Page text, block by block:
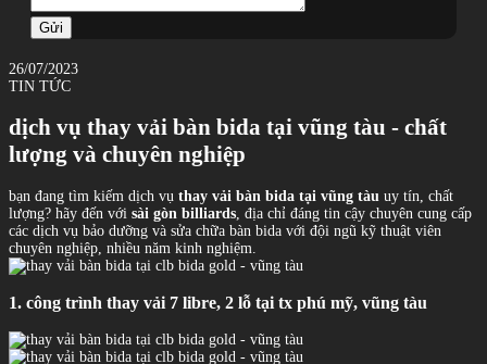
Gửi
26/07/2023
TIN TỨC
dịch vụ thay vải bàn bida tại vũng tàu - chất
lượng và chuyên nghiệp
bạn đang tìm kiếm dịch vụ thay vải bàn bida tại vũng tàu uy tín, chất
lượng? hãy đến với sài gòn billiards , địa chỉ đáng tin cậy chuyên cung cấp
các dịch vụ bảo dưỡng và sửa chữa bàn bida với đội ngũ kỹ thuật viên
chuyên nghiệp, nhiều năm kinh nghiệm.
1. công trình thay vải 7 libre, 2 lỗ tại tx phú mỹ, vũng tàu